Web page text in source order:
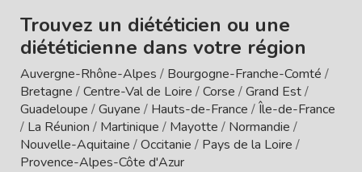
Trouvez un diététicien ou une
diététicienne dans votre région
Auvergne-Rhône-Alpes / Bourgogne-Franche-Comté /
Bretagne /Centre-Val de Loire /Corse /Grand Est/
Guadeloupe /Guyane / Hauts-de-France /Île-de-France
/ La Réunion / Martinique / Mayotte / Normandie /
Nouvelle-Aquitaine /Occitanie / Pays de la Loire /
Provence-Alpes-Côte d'Azur